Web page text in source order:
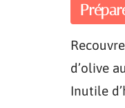
d’olive
Inutile